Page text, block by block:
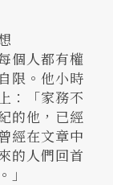
個人都有權
限。他小時
：「家務不
的他，已經
經在文章中
的人們回首